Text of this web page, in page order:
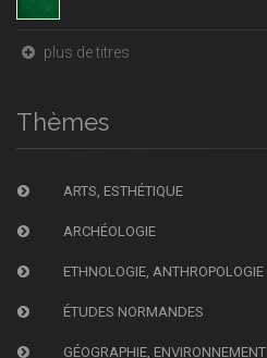
plus de titres
Thèmes
ARTS, ESTHÉTIQUE
ARCHÉOLOGIE
ETHNOLOGIE, ANTHROPOLOGIE
ÉTUDES NORMANDES
GÉOGRAPHIE, ENVIRONNEMENT